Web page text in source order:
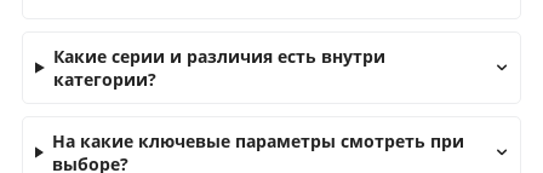
Какие серии и различия есть внутри
категории?
На какие ключевые параметры смотреть при
выборе?